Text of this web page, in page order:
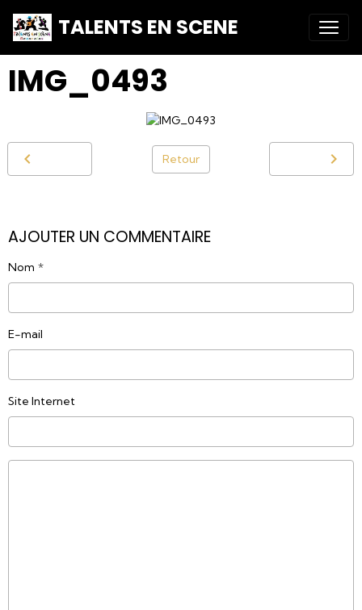
TALENTS EN SCENE
IMG_0493
Retour
AJOUTER UN COMMENTAIRE
Nom
E-mail
Site Internet